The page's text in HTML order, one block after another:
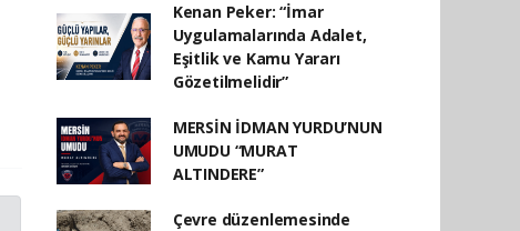
Kenan Peker: “İmar
Uygulamalarında Adalet,
Eşitlik ve Kamu Yararı
Gözetilmelidir”
MERSİN İDMAN YURDU’NUN
UMUDU “MURAT
ALTINDERE”
Çevre düzenlemesinde